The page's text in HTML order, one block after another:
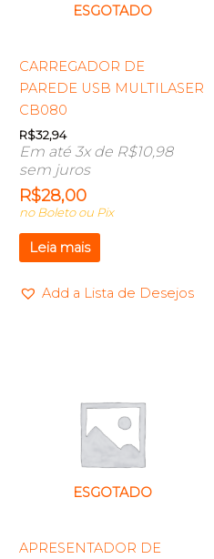
ESGOTADO
CARREGADOR DE
PAREDE USB MULTILASER
CB080
R$32,94
Em até 3x de R$10,98
sem juros
R$28,00
no Boleto ou Pix
Leia mais
Add a Lista de Desejos
ESGOTADO
APRESENTADOR DE